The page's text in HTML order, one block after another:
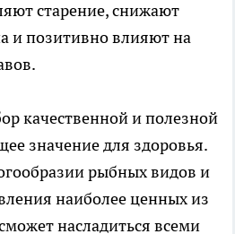
старение, снижают
и позитивно влияют на
качественной и полезной
значение для здоровья.
рыбных видов и
наиболее ценных из
насладиться всеми